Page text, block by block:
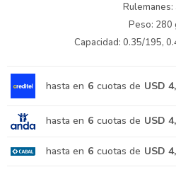
Rulemanes:
Peso: 280
Capacidad: 0.35/195,
hasta en 6 cuotas de USD
hasta en 6 cuotas de USD
hasta en 6 cuotas de USD